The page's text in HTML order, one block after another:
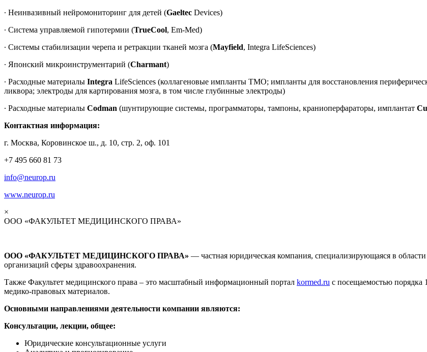
∙ Неинвазивный нейромониторинг для детей (Gaeltec Devices)
∙ Система управляемой гипотермии (TrueCool, Em-Med)
∙ Системы стабилизации черепа и ретракции тканей мозга (Mayfield, Integra LifeSciences)
∙ Японский микроинструментарий (Charmant)
∙ Расходные материалы Integra LifeSciences (коллагеновые импланты ТМО; импланты для восстановления
ликвора; электроды для картирования мозга, в том числе глубинные электроды)
∙ Расходные материалы Codman (шунтирующие системы, программаторы, тампоны, краниоперфараторы, имплантат
Контактная информация:
г. Москва, Коровинское ш., д. 10, стр. 2, оф. 101
+7 495 660 81 73
info@neurop.ru
www.neurop.ru
×
ООО «ФАКУЛЬТЕТ МЕДИЦИНСКОГО ПРАВА»
ООО «ФАКУЛЬТЕТ МЕДИЦИНСКОГО ПРАВА» — частная юридическая компания, специализирующаяся в
организаций сферы здравоохранения.
Также Факультет медицинского права – это масштабный информационный портал kormed.ru с посещаемостью порядка
медико-правовых материалов.
Основными направлениями деятельности компании являются:
Консультации, лекции, общее:
Юридические консультационные услуги